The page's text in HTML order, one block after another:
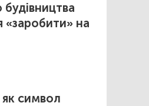
«заробити» на
символ